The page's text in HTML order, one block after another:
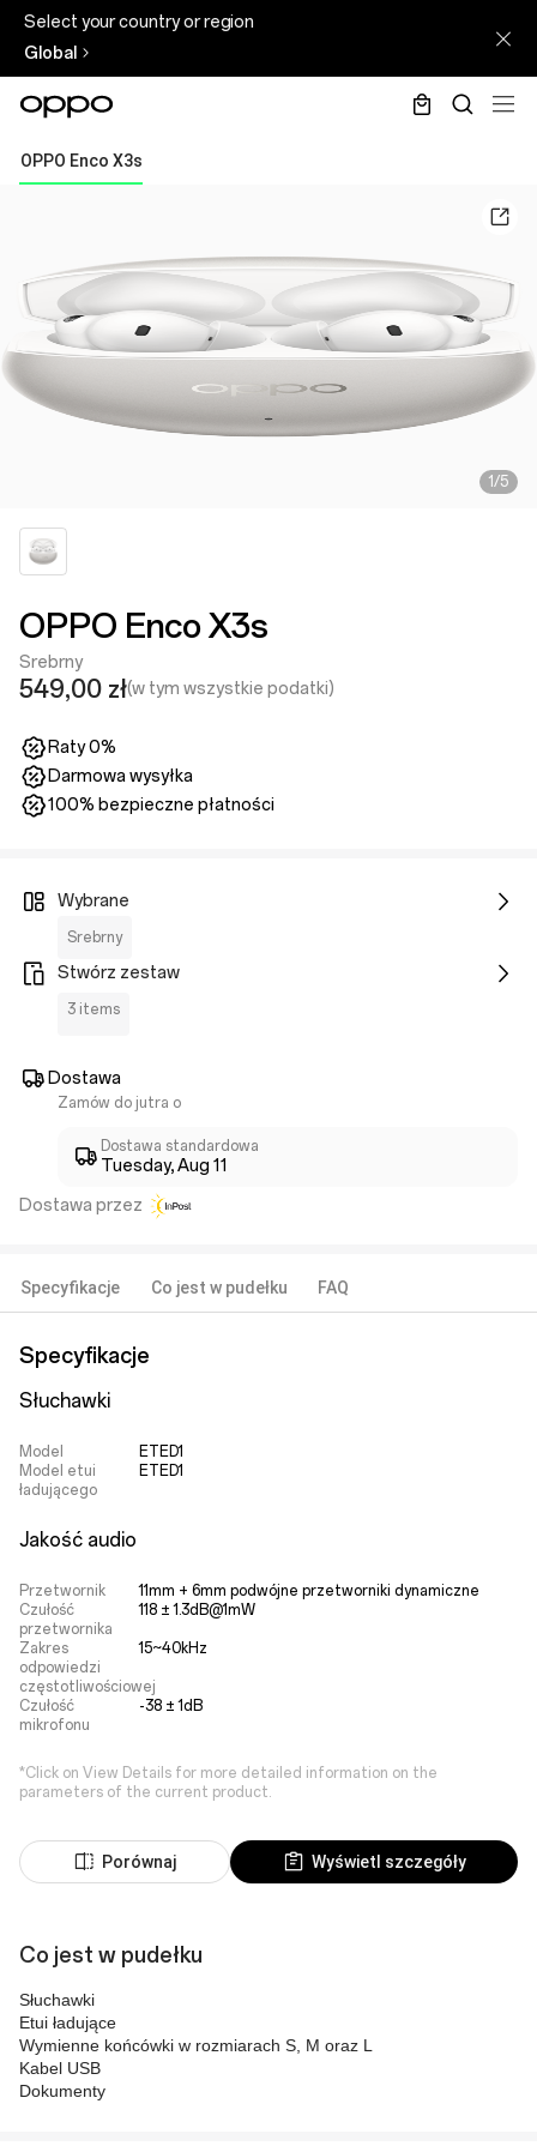
Select your country or region
Global
OPPO Enco X3s
1/5
OPPO Enco X3s
Srebrny
549,00 zł(w tym wszystkie podatki)
Raty 0%
Darmowa wysyłka
100% bezpieczne płatności
Wybrane
Srebrny
Stwórz zestaw
3 items
Dostawa
Zamów do jutra o
Dostawa standardowa
Tuesday, Aug 11
Dostawa przez
Specyfikacje Co jest w pudełku FAQ
Specyfikacje
Słuchawki
Model
ETED1
Model etui
ładującego
ETED1
Jakość audio
Przetwornik
11mm + 6mm podwójne przetworniki dynamiczne
Czułość
przetwornika
118 ± 1.3dB@1mW
Zakres
odpowiedzi
częstotliwościowej
15~40kHz
Czułość
mikrofonu
-38 ± 1dB
*Click on View Details for more detailed information on the
parameters of the current product.
Porównaj Wyświetl szczegóły
Co jest w pudełku
Słuchawki
Etui ładujące
Wymienne końcówki w rozmiarach S, M oraz L
Kabel USB
Dokumenty